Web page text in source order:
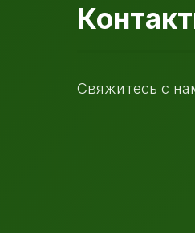
Свяжитесь с